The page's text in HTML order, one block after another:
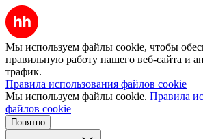
Мы используем файлы cookie, чтобы
правильную работу нашего веб-сайта и
трафик.
Правила использования файлов cookie
Мы используем файлы cookie. Правила
файлов cookie
Понятно